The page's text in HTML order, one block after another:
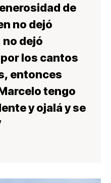
de
no dejó
dejó
los cantos
entonces
tengo
y ojalá y se